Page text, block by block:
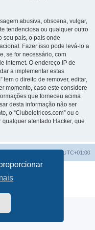
abusiva, obscena, vulgar,
tendenciosa ou qualquer outro
seu país, o país onde
Fazer isso pode levá-lo a
se for necessário, com
Internet. O endereço IP de
a implementar estas
tem o direito de remover, editar,
momento, caso este considere
que forneceu acima
desta informação não ser
o “Clubeletricos.com” ou o
atentado Hacker, que
UTC+01:00
© phpBB Limited
Portugal